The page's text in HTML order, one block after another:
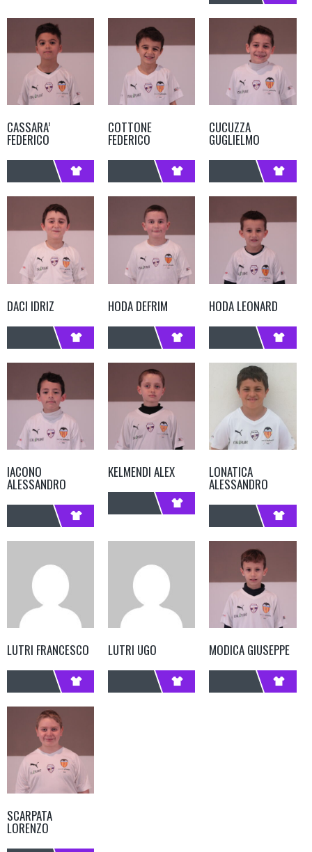
CASSARA’
FEDERICO
COTTONE
FEDERICO
CUCUZZA
GUGLIELMO
DACI IDRIZ HODA DEFRIM HODA LEONARD
IACONO
ALESSANDRO
KELMENDI ALEX LONATICA
ALESSANDRO
LUTRI FRANCESCO LUTRI UGO MODICA GIUSEPPE
SCARPATA
LORENZO